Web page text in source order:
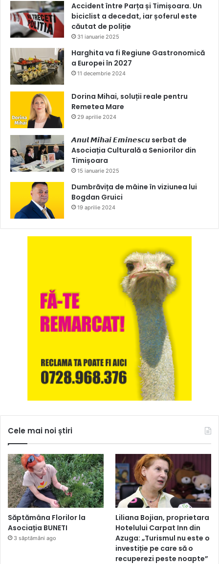
Accident între Parța și Timișoara. Un
biciclist a decedat, iar șoferul este
căutat de poliție
31 ianuarie 2025
Harghita va fi Regiune Gastronomică
a Europei în 2027
11 decembrie 2024
Dorina Mihai, soluții reale pentru
Remetea Mare
29 aprilie 2024
𝘼𝙣𝙪𝙡 𝙈𝙞𝙝𝙖𝙞 𝙀𝙢𝙞𝙣𝙚𝙨𝙘𝙪 serbat de
Asociația Culturală a Seniorilor din
Timișoara
15 ianuarie 2025
Dumbrăvița de mâine în viziunea lui
Bogdan Gruici
19 aprilie 2024
Cele mai noi știri
Săptămâna Florilor la
Asociația BUNETI
3 săptămâni ago
Liliana Bojian, proprietara
Hotelului Carpat Inn din
Azuga: „Turismul nu este o
investiție pe care să o
recuperezi peste noapte”